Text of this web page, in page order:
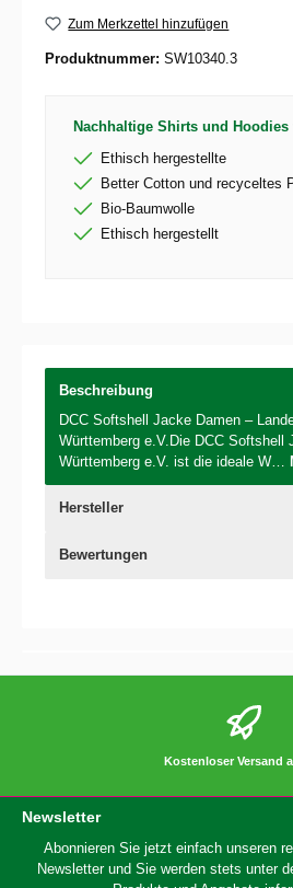
Zum Merkzettel hinzufügen
Produktnummer: SW10340.3
Nachhaltige Shirts und Hoodies
Ethisch hergestellte
Better Cotton und recyceltes
Bio-Baumwolle
Ethisch hergestellt
Beschreibung
DCC Softshell Jacke Damen –
Württemberg e.V.Die DCC Softshell
Württemberg e.V. ist die ideale W…
Hersteller
Bewertungen
Kostenloser Versand
Newsletter
Abonnieren Sie jetzt einfach unseren
Newsletter und Sie werden stets unter